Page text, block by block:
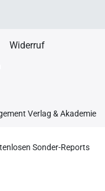
Widerruf
Verlag & Akademie
Sonder-Reports